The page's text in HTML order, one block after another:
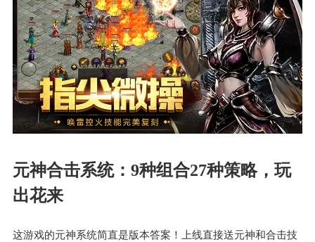
元神合击系统：9种组合27种策略，玩
出花来
这游戏的元神系统简直是版本答案！上线直接送元神和合击技